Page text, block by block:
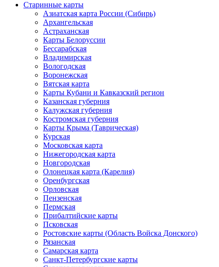
Старинные карты
Азиатская карта России (Сибирь)
Архангельская
Астраханская
Карты Белоруссии
Бессарабская
Владимирская
Вологодская
Воронежская
Вятская карта
Карты Кубани и Кавказский регион
Казанская губерния
Калужская губерния
Костромская губерния
Карты Крыма (Таврическая)
Курская
Московская карта
Нижегородская карта
Новгородская
Олонецкая карта (Карелия)
Оренбургская
Орловская
Пензенская
Пермская
Прибалтийские карты
Псковская
Ростовские карты (Область Войска Донского)
Рязанская
Самарская карта
Санкт-Петербургские карты